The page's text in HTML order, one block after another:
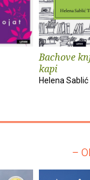
Bachove
kapi
Helena
–